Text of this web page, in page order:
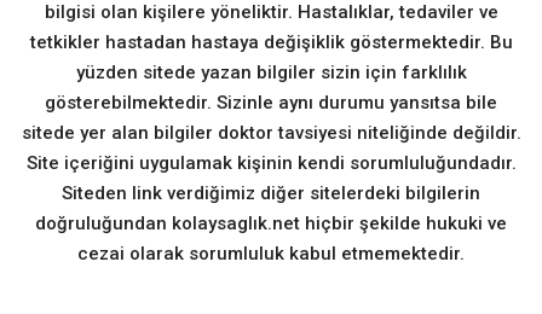
bilgisi olan kişilere yöneliktir. Hastalıklar, tedaviler ve
tetkikler hastadan hastaya değişiklik göstermektedir. Bu
yüzden sitede yazan bilgiler sizin için farklılık
gösterebilmektedir. Sizinle aynı durumu yansıtsa bile
sitede yer alan bilgiler doktor tavsiyesi niteliğinde değildir.
Site içeriğini uygulamak kişinin kendi sorumluluğundadır.
Siteden link verdiğimiz diğer sitelerdeki bilgilerin
doğruluğundan kolaysaglık.net hiçbir şekilde hukuki ve
cezai olarak sorumluluk kabul etmemektedir.